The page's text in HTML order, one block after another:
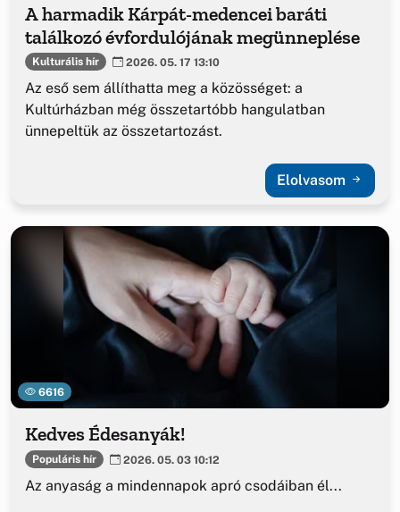
A harmadik Kárpát-medencei baráti
találkozó évfordulójának megünneplése
Kulturális hír 2026. 05. 17 13:10
Az eső sem állíthatta meg a közösséget: a
Kultúrházban még összetartóbb hangulatban
ünnepeltük az összetartozást.
Elolvasom
6616
Kedves Édesanyák!
Populáris hír 2026. 05. 03 10:12
Az anyaság a mindennapok apró csodáiban él...